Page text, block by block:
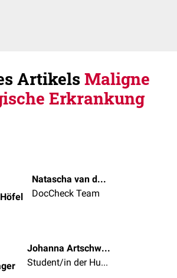
ArtikelsMaligne
Erkrankung
Natascha van den Höfel
DocCheck Team
Johanna Artschwager
Student/in der Humanmedizin